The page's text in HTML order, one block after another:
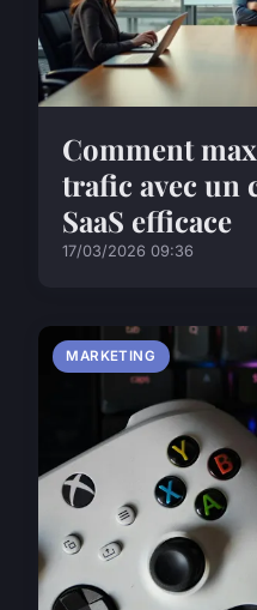
Comment
trafic avec un
SaaS efficace
17/03/2026 09:36
MARKETING